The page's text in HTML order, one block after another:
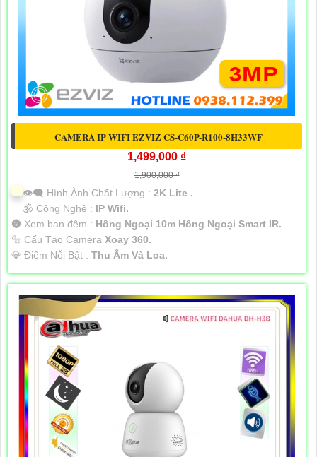
CAMERA IP WIFI EZVIZ CS-C60P-R100-8H33WF
1,499,000 ₫
1,900,000 ₫
👁️‍🗨 Hình Ành Chất Lượng : 2K Lite .
🕉️ Công Nghệ : IP Wifi.
🌚 Xem ban đêm : Hồng Ngoại 10m Hồng Ngoại Smart IR.
🔩 Cấu Tạo Camera Xoay 360.
️💎 Điểm Nỗi Bật : Thu Âm Và Loa.